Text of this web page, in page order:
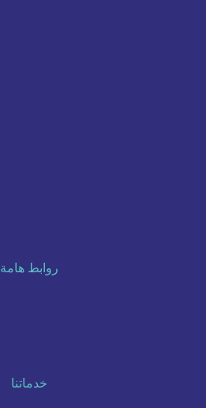
روابط هامة
خدماتنا